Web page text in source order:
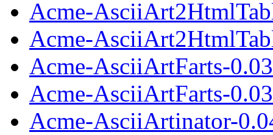
Acme-
Acme-
Acme-AsciiArtFarts-
Acme-AsciiArtFarts-
Acme-AsciiArtinator-